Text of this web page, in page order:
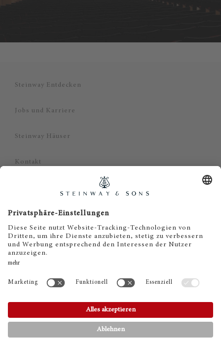
Steinway Entdecken
Jobs und Karriere
Steinway Häuser
Kontakt
Impressum
Haftungsausschluss
Cookie Zustimmung